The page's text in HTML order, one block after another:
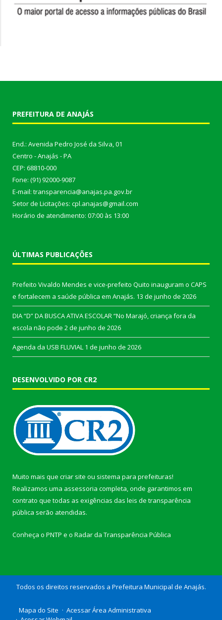
PREFEITURA DE ANAJÁS
End.: Avenida Pedro José da Silva, 01
Centro - Anajás - PA
CEP: 68810-000
Fone: (91) 92000-9087
E-mail: transparencia@anajas.pa.gov.br
Setor de Licitações: cpl.anajas@gmail.com
Horário de atendimento: 07:00 às 13:00
ÚLTIMAS PUBLICAÇÕES
Prefeito Vivaldo Mendes e vice-prefeito Quito inauguram o CAPS
e fortalecem a saúde pública em Anajás. 13 de junho de 2026
DIA “D” DA BUSCA ATIVA ESCOLAR “No Marajó, criança fora da
escola não pode 2 de junho de 2026
Agenda da USB FLUVIAL 1 de junho de 2026
DESENVOLVIDO POR CR2
Muito mais que criar site ou sistema para prefeituras!
Realizamos uma assessoria completa, onde garantimos em
contrato que todas as exigências das leis de transparência
pública serão atendidas.
Conheça o PNTP e o Radar da Transparência Pública
Todos os direitos reservados a Prefeitura Municipal de Anajás.
Mapa do Site
Acessar Área Administrativa